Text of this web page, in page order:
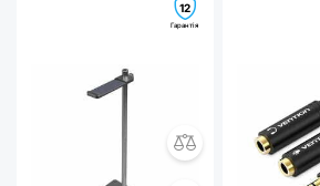
12
Гарантія